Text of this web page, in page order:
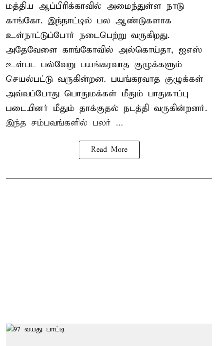
மத்திய ஆப்பிரிக்காவில் அமைந்துள்ள நாடு
காங்கோ. இந்நாட்டில் பல ஆண்டுகளாக
உள்நாட்டுப்போர் நடைபெற்று வருகிறது.
அதேவேளை காங்கோவில் அல்கொய்தா, ஐஎஸ்
உள்பட பல்வேறு பயங்கரவாத குழுக்களும்
செயல்பட்டு வருகின்றன. பயங்கரவாத குழுக்கள்
அவ்வப்போது பொதுமக்கள் மீதும் பாதுகாப்பு
படையினர் மீதும் தாக்குதல் நடத்தி வருகின்றனர்.
இந்த சம்பவங்களில் பலர் ...
Read More